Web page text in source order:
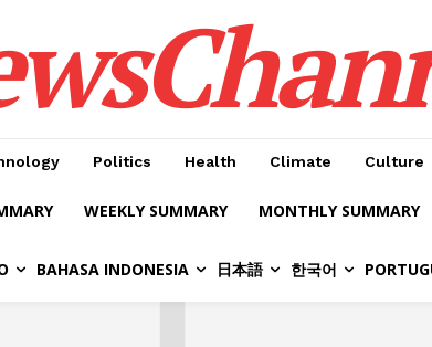
Politics Health Climate Culture
WEEKLY SUMMARY MONTHLY SUMMARY
BAHASA INDONESIA 日本語 한국어